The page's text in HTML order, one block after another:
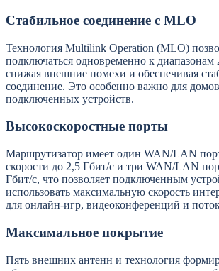
Стабильное соединение с MLO
Технология Multilink Operation (MLO)
подключаться одновременно к
снижая внешние помехи и обеспечивая
соединение. Это особенно важно для
подключенных устройств.
Высокоскоростные порты
Маршрутизатор имеет один WAN/LAN
скорости до 2,5 Гбит/с и три WAN/LAN
Гбит/с, что позволяет подключенным
использовать максимальную скорость
для онлайн-игр, видеоконференций и
Максимальное покрытие
Пять внешних антенн и технология